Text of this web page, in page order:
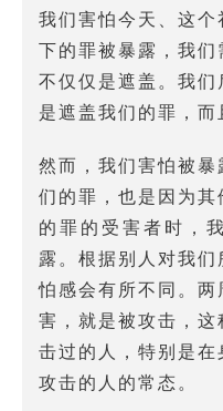
我们害怕今天、这
下的罪被暴露，我
不仅仅是遮盖。我
是遮盖我们的罪，而
然而，我们害怕被
们的罪，也是因为其
的罪的受害者时，
露。根据别人对我
怕感会有所不同。
害，就是被攻击，
击过的人，特别是
攻击的人的常态。